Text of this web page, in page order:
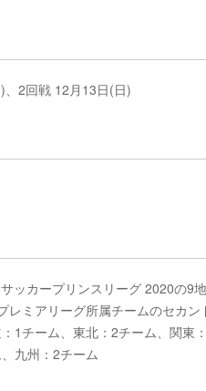
2回戦 12月13日(日)
ッカープリンスリーグ 2020の9
レミアリーグ所属チームのセカン
1チーム、東北：2チーム、関東
九州：2チーム